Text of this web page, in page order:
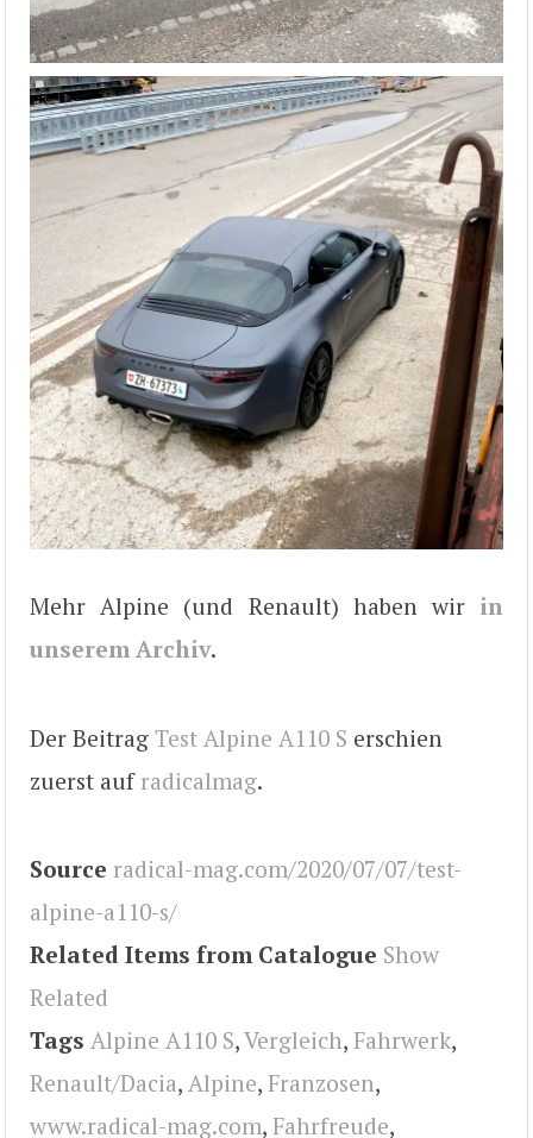
Mehr Alpine (und Renault) haben wir in
unserem Archiv.
Der Beitrag Test Alpine A110 S erschien
zuerst auf radicalmag.
Source radical-mag.com/2020/07/07/test-
alpine-a110-s/
Related Items from Catalogue Show
Related
Tags Alpine A110 S,Vergleich, Fahrwerk,
Renault/Dacia, Alpine, Franzosen,
www.radical-mag.com, Fahrfreude,